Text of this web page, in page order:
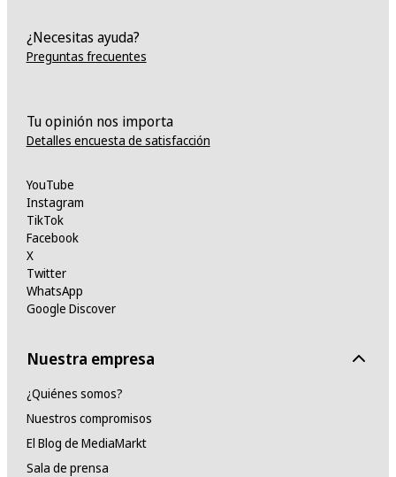
¿Necesitas ayuda?
Preguntas frecuentes
Tu opinión nos importa
Detalles encuesta de satisfacción
YouTube
Instagram
TikTok
Facebook
X
Twitter
WhatsApp
Google Discover
Nuestra empresa
¿Quiénes somos?
Nuestros compromisos
El Blog de MediaMarkt
Sala de prensa